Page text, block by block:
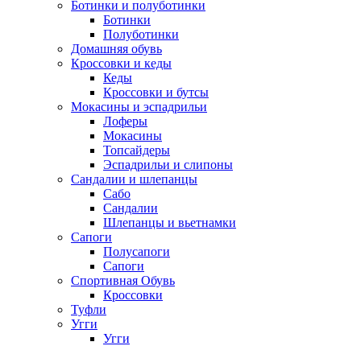
Ботинки и полуботинки
Ботинки
Полуботинки
Домашняя обувь
Кроссовки и кеды
Кеды
Кроссовки и бутсы
Мокасины и эспадрильи
Лоферы
Мокасины
Топсайдеры
Эспадрильи и слипоны
Сандалии и шлепанцы
Сабо
Сандалии
Шлепанцы и вьетнамки
Сапоги
Полусапоги
Сапоги
Спортивная Обувь
Кроссовки
Туфли
Угги
Угги